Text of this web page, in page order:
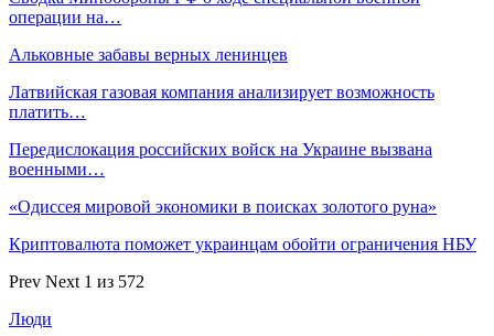
операции на…
Альковные забавы верных ленинцев
Латвийская газовая компания анализирует возможность
платить…
Передислокация российских войск на Украине вызвана
военными…
«Одиссея мировой экономики в поисках золотого руна»
Криптовалюта поможет украинцам обойти ограничения НБУ
Prev Next 1 из 572
Люди